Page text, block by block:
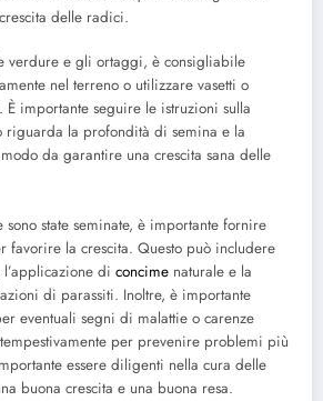
delle radici.
verdure e gli ortaggi, è consigliabile
nel terreno o utilizzare vasetti o
È importante seguire le istruzioni sulla
riguarda la profondità di semina e la
da garantire una crescita sana delle
sono state seminate, è importante fornire
favorire la crescita. Questo può includere
di concime naturale e la
di parassiti. Inoltre, è importante
eventuali segni di malattie o carenze
per prevenire problemi più
essere diligenti nella cura delle
buona crescita e una buona resa.